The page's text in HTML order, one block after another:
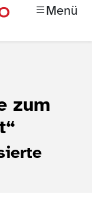
Menü
zum